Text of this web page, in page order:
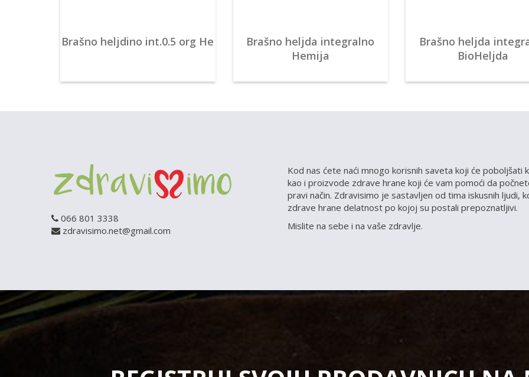
Brašno heljdino int.0.5 org He
Brašno heljda integralno
Hemija
Brašno heljda
BioHeljda
066 801 3338
zdravisimo.net@gmail.com
Kod nas ćete naći mnogo korisnih saveta koji će poboljšati
kao i proizvode zdrave hrane koji će vam pomoći da
pravi način. Zdravisimo je sastavljen od tima iskusnih ljudi,
zdrave hrane delatnost po kojoj su postali prepoznatljivi.
Mislite na sebe i na vaše zdravlje.